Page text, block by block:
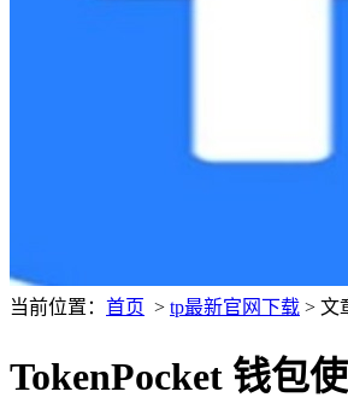
当前位置： 首页 > tp最新官网下载 > 文
TokenPocket 钱包